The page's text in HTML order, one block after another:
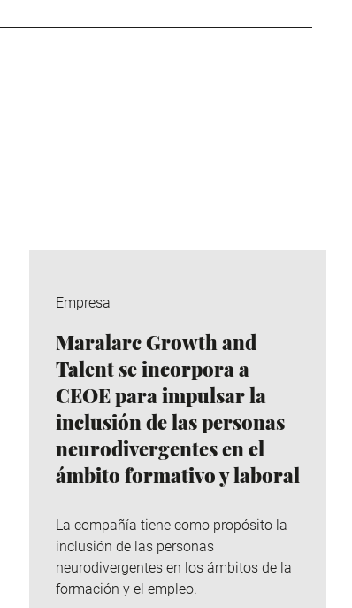
Empresa
Maralarc Growth and
Talent se incorpora a
CEOE para impulsar la
inclusión de las personas
neurodivergentes en el
ámbito formativo y laboral
La compañía tiene como propósito la
inclusión de las personas
neurodivergentes en los ámbitos de la
formación y el empleo.